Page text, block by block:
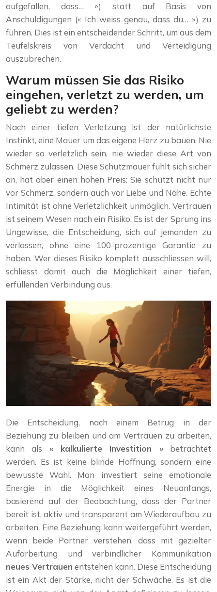
aufgefallen, dass… ») statt auf Basis von
Anschuldigungen (« Ich weiss genau, dass du… ») zu
führen. Dies ist ein entscheidender Schritt, um aus dem
Teufelskreis von Verdacht und Verteidigung
auszubrechen.
Warum müssen Sie das Risiko
eingehen, verletzt zu werden, um
geliebt zu werden?
Nach einer tiefen Verletzung ist der natürlichste
Instinkt, eine Mauer um das eigene Herz zu bauen. Nie
wieder so verletzlich sein, nie wieder diese Art von
Schmerz zulassen. Diese Schutzmauer fühlt sich sicher
an, hat aber einen hohen Preis: Sie schützt nicht nur
vor Schmerz, sondern auch vor Liebe und Nähe. Echte
Intimität ist ohne Verletzlichkeit unmöglich. Vertrauen
ist seinem Wesen nach ein Risiko. Es ist der Sprung ins
Ungewisse, die Entscheidung, sich auf jemanden zu
verlassen, ohne eine 100-prozentige Garantie zu
haben. Wer dieses Risiko komplett ausschliessen will,
schliesst damit auch die Möglichkeit einer tiefen,
erfüllenden Verbindung aus.
Die Entscheidung, nach einem Betrug in der
Beziehung zu bleiben und am Vertrauen zu arbeiten,
kann als « kalkulierte Investition »betrachtet
werden. Es ist keine blinde Hoffnung, sondern eine
bewusste Wahl. Man investiert seine emotionale
Energie in die Möglichkeit eines Neuanfangs,
basierend auf der Beobachtung, dass der Partner
bereit ist, aktiv und transparent am Wiederaufbau zu
arbeiten. Eine Beziehung kann weitergeführt werden,
wenn beide Partner verstehen, dass mit gezielter
Aufarbeitung und verbindlicher Kommunikation
neues Vertrauen entstehen kann. Diese Entscheidung
ist ein Akt der Stärke, nicht der Schwäche. Es ist die